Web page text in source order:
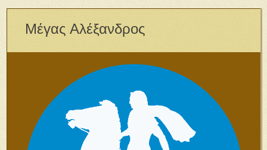
Μέγας Αλέξανδρος